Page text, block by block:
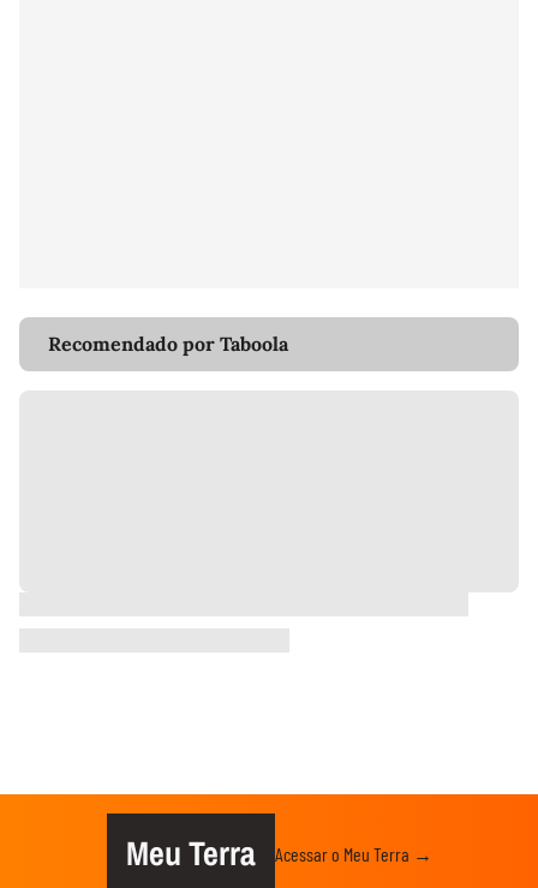
Recomendado por Taboola
Meu Terra Acessar o Meu Terra →